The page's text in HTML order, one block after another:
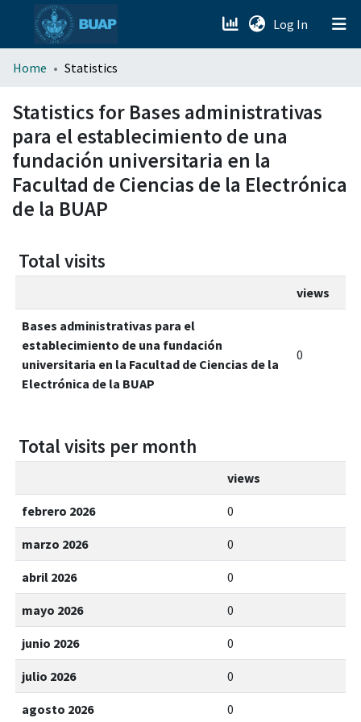
Log In (current)
menu.section.about_menu
All of DSpace
Home Statistics
Statistics for Bases administrativas
para el establecimiento de una
fundación universitaria en la
Facultad de Ciencias de la Electrónica
de la BUAP
Total visits
views
Bases administrativas para el
establecimiento de una fundación
universitaria en la Facultad de Ciencias de la
Electrónica de la BUAP
0
Total visits per month
views
febrero 2026 0
marzo 2026 0
abril 2026 0
mayo 2026 0
junio 2026 0
julio 2026 0
agosto 2026 0